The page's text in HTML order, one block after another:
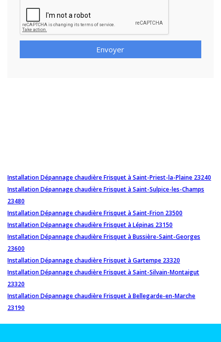
Envoyer
Installation Dépannage chaudière Frisquet à Saint-Priest-la-Plaine 23240
Installation Dépannage chaudière Frisquet à Saint-Sulpice-les-Champs
23480
Installation Dépannage chaudière Frisquet à Saint-Frion 23500
Installation Dépannage chaudière Frisquet à Lépinas 23150
Installation Dépannage chaudière Frisquet à Bussière-Saint-Georges
23600
Installation Dépannage chaudière Frisquet à Gartempe 23320
Installation Dépannage chaudière Frisquet à Saint-Silvain-Montaigut
23320
Installation Dépannage chaudière Frisquet à Bellegarde-en-Marche
23190